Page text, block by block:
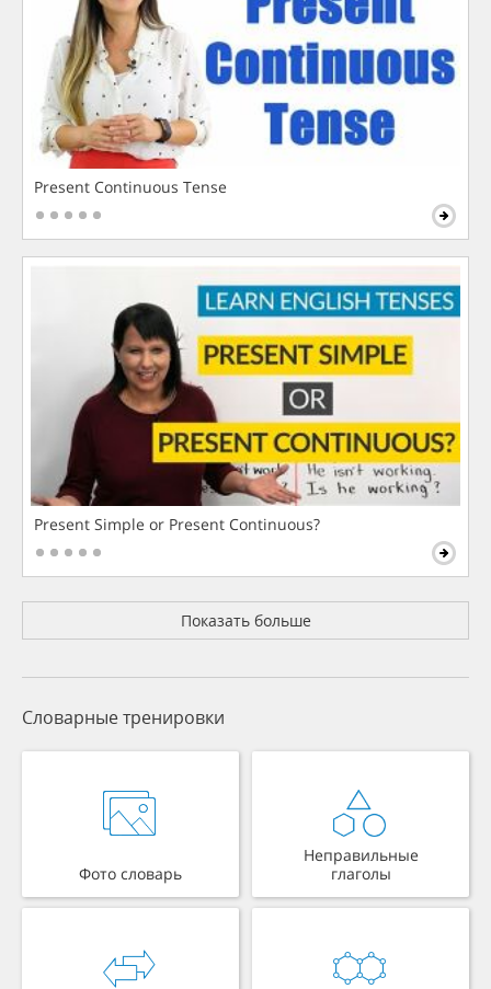
Present Continuous Tense
Present Simple or Present Continuous?
Показать больше
Словарные тренировки
Фото словарь
Неправильные
глаголы